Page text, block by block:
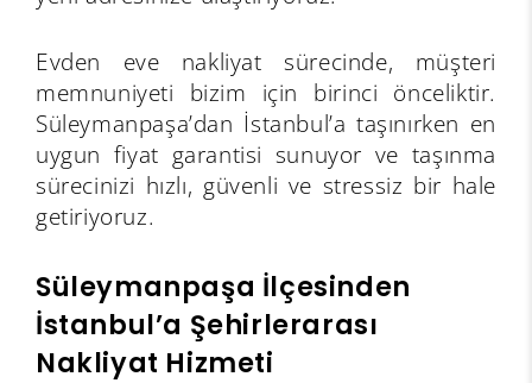
Evden eve nakliyat sürecinde, müşteri
memnuniyeti bizim için birinci önceliktir.
Süleymanpaşa’dan İstanbul’a taşınırken en
uygun fiyat garantisi sunuyor ve taşınma
sürecinizi hızlı, güvenli ve stressiz bir hale
getiriyoruz.
Süleymanpaşa İlçesinden
İstanbul’a Şehirlerarası
Nakliyat Hizmeti